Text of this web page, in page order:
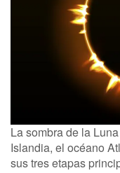
La sombra de la
Islandia, el océano
sus tres etapas